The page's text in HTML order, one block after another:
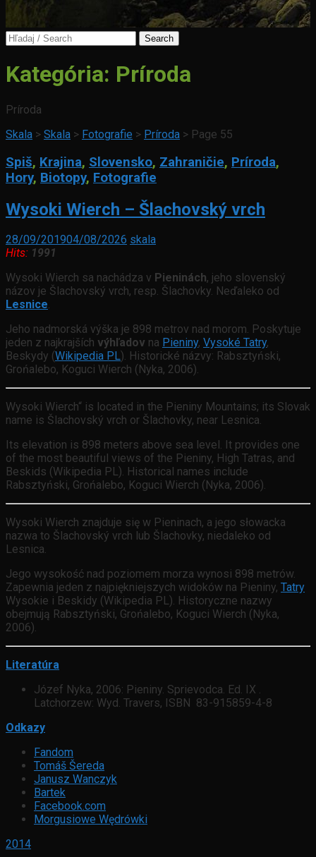
Search
Kategória: Príroda
Príroda
Skala > Skala > Fotografie > Príroda > Page 55
Spiš, Krajina, Slovensko, Zahraničie, Príroda,
Hory, Biotopy, Fotografie
Wysoki Wierch – Šlachovský vrch
28/09/201904/08/2026 skala
Hits: 1991
Wysoki Wierch sa nachádza v Pieninách, jeho slovenský
názov je Šlachovský vrch, resp. Šlachovky. Neďaleko od
Lesnice.
Jeho nadmorská výška je 898 metrov nad morom. Poskytuje
jeden z najkrajších výhľadov na Pieniny, Vysoké Tatry,
Beskydy (Wikipedia PL). Historické názvy: Rabsztyński,
Grońalebo, Koguci Wierch (Nyka, 2006).
Wysoki Wierch“ is located in the Pieniny Mountains; its Slovak
name is Šlachovský vrch or Šlachovky, near Lesnica.
Its elevation is 898 meters above sea level. It provides one
of the most beautiful views of the Pieniny, High Tatras, and
Beskids (Wikipedia PL). Historical names include
Rabsztyński, Grońalebo, Koguci Wierch (Nyka, 2006).
Wysoki Wierch znajduje się w Pieninach, a jego słowacka
nazwa to Šlachovský vrch lub Šlachovky, niedaleko od
Lesnica.
Jego wysokość nad poziomem morza wynosi 898 metrów.
Zapewnia jeden z najpiękniejszych widoków na Pieniny, Tatry
Wysokie i Beskidy (Wikipedia PL). Historyczne nazwy
obejmują Rabsztyński, Grońalebo, Koguci Wierch (Nyka,
2006).
Literatúra
Józef Nyka, 2006: Pieniny. Sprievodca. Ed. IX .
Latchorzew: Wyd. Travers, ISBN 83-915859-4-8
Odkazy
Fandom
Tomáš Šereda
Janusz Wanczyk
Bartek
Facebook.com
Morgusiowe Wędrówki
2014